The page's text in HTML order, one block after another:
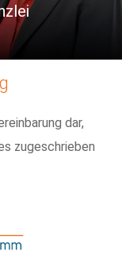
dar,
zugeschrieben